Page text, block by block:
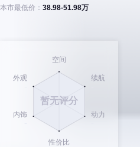
本市最低价： 38.98-51.98万